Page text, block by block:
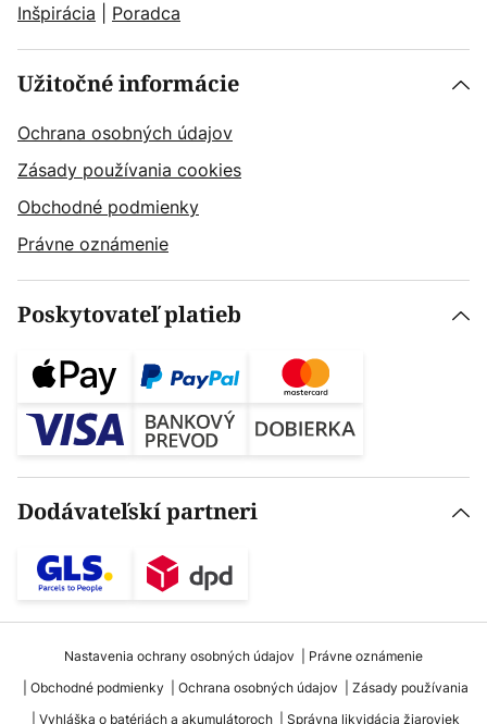
Inšpirácia
Poradca
Užitočné informácie
Ochrana osobných údajov
Zásady používania cookies
Obchodné podmienky
Právne oznámenie
Poskytovateľ platieb
Dodávateľskí partneri
Nastavenia ochrany osobných údajov
Právne oznámenie
Obchodné podmienky
Ochrana osobných údajov
Zásady používania
Vyhláška o batériách a akumulátoroch
Správna likvidácia žiaroviek